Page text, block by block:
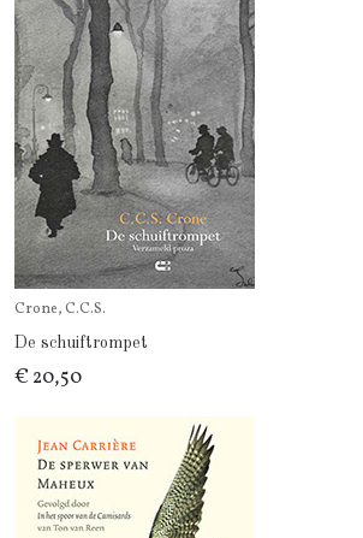
Crone, C.C.S.
De schuiftrompet
€ 20,50